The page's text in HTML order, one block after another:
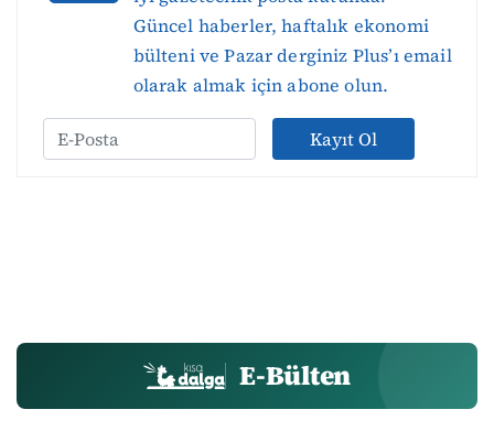
Güncel haberler, haftalık ekonomi
bülteni ve Pazar derginiz Plus’ı email
olarak almak için abone olun.
Kayıt Ol
E-Bülten